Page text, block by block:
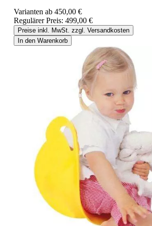
Varianten ab 450,00 €
Regulärer Preis: 499,00 €
Preise inkl. MwSt. zzgl. Versandkosten
In den Warenkorb